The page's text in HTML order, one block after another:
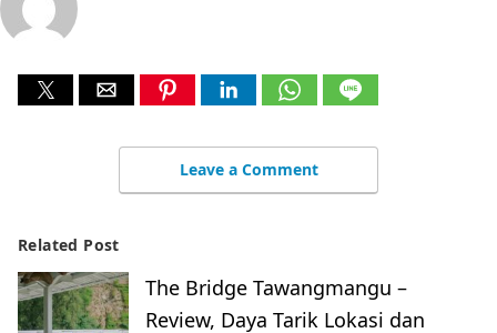
Leave a Comment
Related Post
The Bridge Tawangmangu –
Review, Daya Tarik Lokasi dan